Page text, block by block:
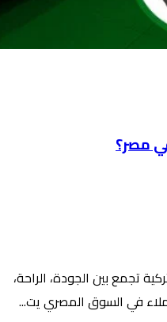
مصر؟
تجمع بين الجودة، الراحة،
في السوق المصري يت...